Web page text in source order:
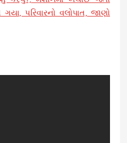
પરિવારનો વલોપાત, જાણો